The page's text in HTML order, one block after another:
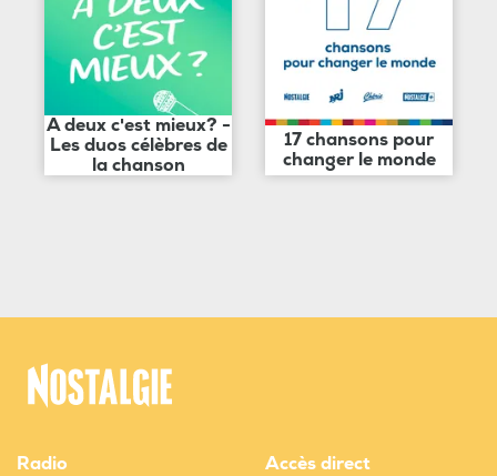
A deux c'est mieux? -
Les duos célèbres de
la chanson
17 chansons pour
changer le monde
Radio Accès direct